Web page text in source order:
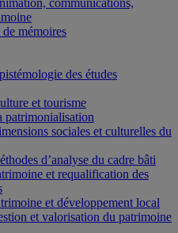
communications,
mémoires
des études
et tourisme
sociales et culturelles du
d’analyse du cadre bâti
et requalification des
et développement local
et valorisation du patrimoine